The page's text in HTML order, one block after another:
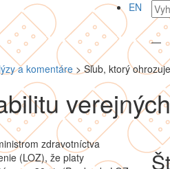
EN
text
—
a komentáre>Sľub, ktorý
zdravotníctva
(LOZ), že platy